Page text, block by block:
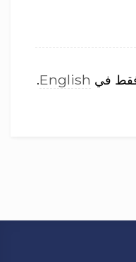
فقط في English
.